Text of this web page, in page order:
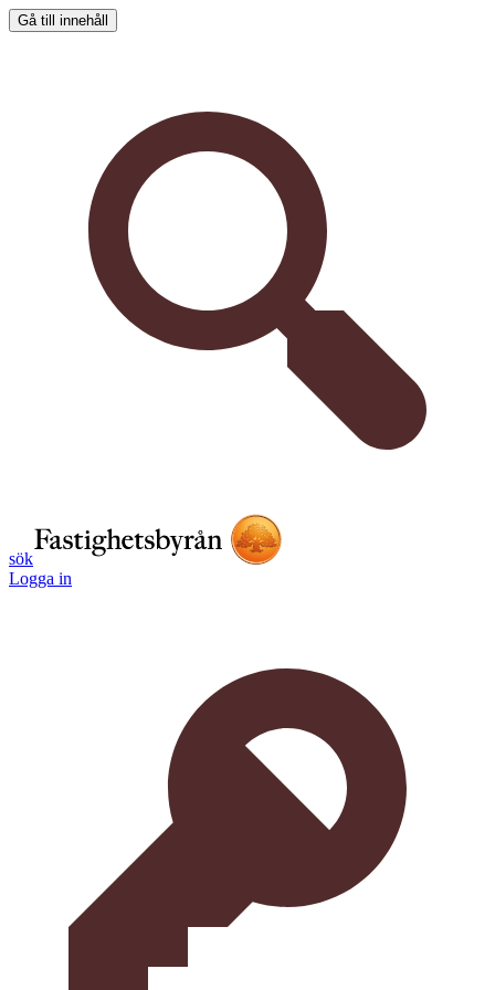
Gå till innehåll
sök
Logga in